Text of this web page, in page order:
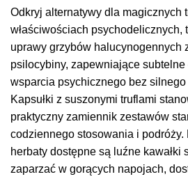
Odkryj alternatywy dla magicznych
właściwościach psychodelicznych,
uprawy grzybów halucynogennych
psilocybiny, zapewniające
wsparcia psychicznego bez silnego
Kapsułki z suszonymi truflami
praktyczny zamiennik zestawów
codziennego stosowania i podróży.
herbaty dostępne są luźne kawałki
zaparzać w gorących napojach,